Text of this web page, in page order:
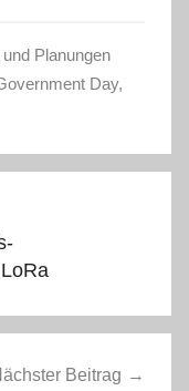
Planungen
Day,
Beitrag